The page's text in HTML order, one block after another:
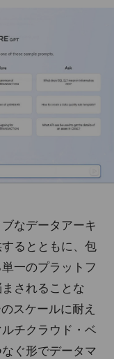
なデータアーキ
るとともに、包
一のプラットフ
されることな
スケールに耐え
チクラウド・ベ
ぐ形でデータマ